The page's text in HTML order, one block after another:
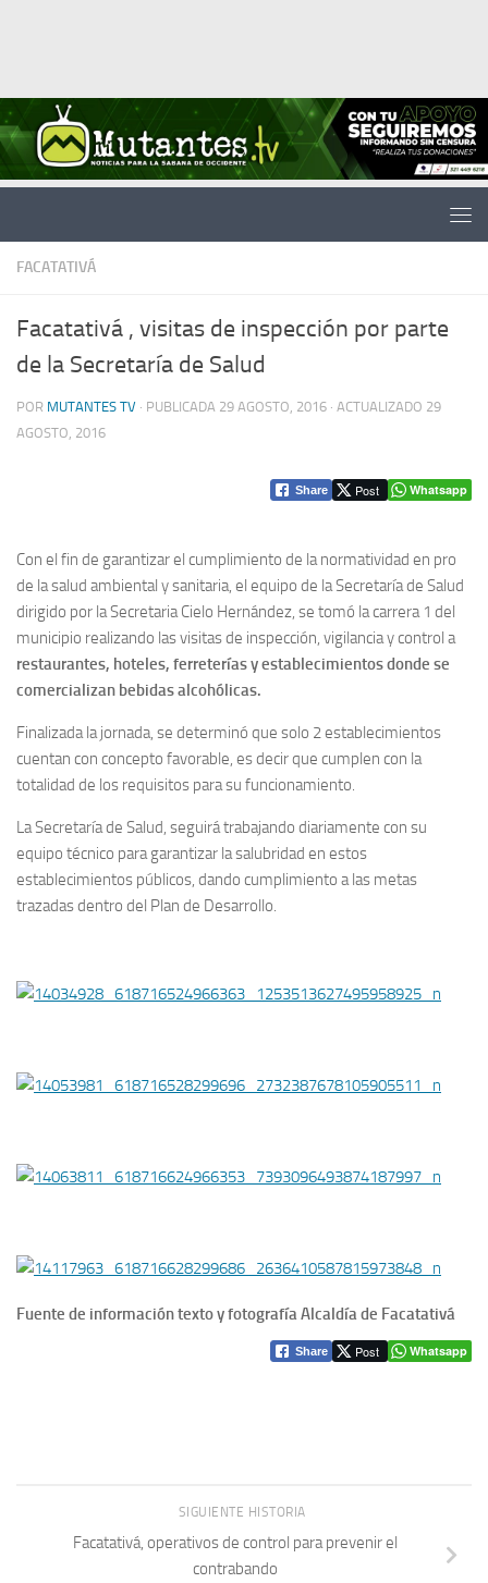
FACATATIVÁ
Facatativá , visitas de inspección por parte
de la Secretaría de Salud
POR MUTANTES TV · PUBLICADA 29 AGOSTO, 2016 · ACTUALIZADO 29
AGOSTO, 2016
Share Post Whatsapp
Con el fin de garantizar el cumplimiento de la normatividad en pro
de la salud ambiental y sanitaria, el equipo de la Secretaría de Salud
dirigido por la Secretaria Cielo Hernández, se tomó la carrera 1 del
municipio realizando las visitas de inspección, vigilancia y control a
restaurantes, hoteles, ferreterías y establecimientos donde se
comercializan bebidas alcohólicas.
Finalizada la jornada, se determinó que solo 2 establecimientos
cuentan con concepto favorable, es decir que cumplen con la
totalidad de los requisitos para su funcionamiento.
La Secretaría de Salud, seguirá trabajando diariamente con su
equipo técnico para garantizar la salubridad en estos
establecimientos públicos, dando cumplimiento a las metas
trazadas dentro del Plan de Desarrollo.
Fuente de información texto y fotografía Alcaldía de Facatativá
Share Post Whatsapp
SIGUIENTE HISTORIA
Facatativá, operativos de control para prevenir el
contrabando